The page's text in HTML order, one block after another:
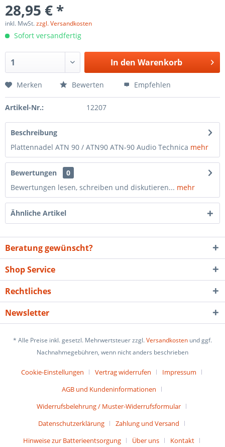
28,95 € *
inkl. MwSt.zzgl. Versandkosten
Sofort versandfertig
In den Warenkorb
Merken Bewerten Empfehlen
Artikel-Nr.: 12207
Beschreibung
Plattennadel ATN 90 / ATN90 ATN-90 Audio Technica mehr
Bewertungen
0
Bewertungen lesen, schreiben und diskutieren... mehr
Ähnliche Artikel
Beratung gewünscht?
Shop Service
Rechtliches
Newsletter
* Alle Preise inkl. gesetzl. Mehrwertsteuer zzgl.Versandkosten und ggf.
Nachnahmegebühren, wenn nicht anders beschrieben
Cookie-Einstellungen Vertrag widerrufen
Impressum
AGB und Kundeninformationen
Widerrufsbelehrung / Muster-Widerrufsformular
Datenschutzerklärung
Zahlung und Versand
Hinweise zur Batterieentsorgung
Über uns Kontakt